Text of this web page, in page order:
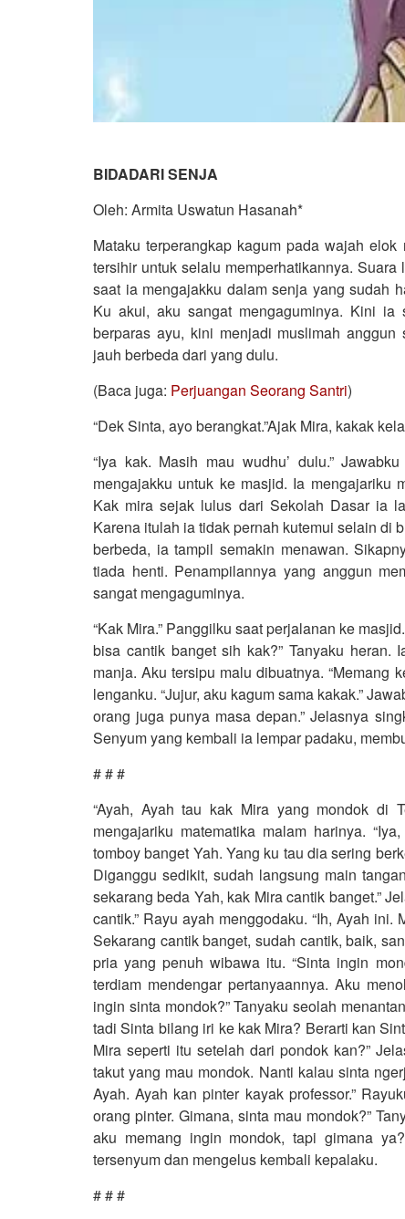
BIDADARI SENJA
Oleh: Armita Uswatun Hasanah*
Mataku terperangkap kagum pada wajah
tersihir untuk selalu memperhatikannya.
saat ia mengajakku dalam senja yang sudah
Ku akui, aku sangat mengaguminya. Kini
berparas ayu, kini menjadi muslimah
jauh berbeda dari yang dulu.
(Baca juga: Perjuangan Seorang Santri)
“Dek Sinta, ayo berangkat.”Ajak Mira, kakak
“Iya kak. Masih mau wudhu’ dulu.”
mengajakku untuk ke masjid. Ia mengajariku
Kak mira sejak lulus dari Sekolah Dasar ia
Karena itulah ia tidak pernah kutemui selain di
berbeda, ia tampil semakin menawan.
tiada henti. Penampilannya yang anggun
sangat mengaguminya.
“Kak Mira.” Panggilku saat perjalanan ke
bisa cantik banget sih kak?” Tanyaku heran.
manja. Aku tersipu malu dibuatnya. “Memang
lenganku. “Jujur, aku kagum sama kakak.”
orang juga punya masa depan.” Jelasnya
Senyum yang kembali ia lempar padaku,
# # #
“Ayah, Ayah tau kak Mira yang mondok di
mengajariku matematika malam harinya.
tomboy banget Yah. Yang ku tau dia sering
Diganggu sedikit, sudah langsung main
sekarang beda Yah, kak Mira cantik banget.”
cantik.” Rayu ayah menggodaku. “Ih, Ayah
Sekarang cantik banget, sudah cantik, baik,
pria yang penuh wibawa itu. “Sinta ingin
terdiam mendengar pertanyaannya. Aku
ingin sinta mondok?” Tanyaku seolah
tadi Sinta bilang iri ke kak Mira? Berarti kan
Mira seperti itu setelah dari pondok kan?”
takut yang mau mondok. Nanti kalau sinta
Ayah. Ayah kan pinter kayak professor.”
orang pinter. Gimana, sinta mau mondok?”
aku memang ingin mondok, tapi gimana
tersenyum dan mengelus kembali kepalaku.
# # #